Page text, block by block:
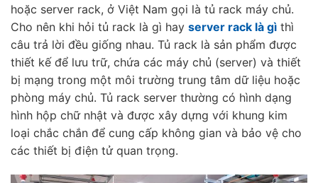
hoặc server rack, ở Việt Nam gọi là tủ rack máy chủ.
Cho nên khi hỏi tủ rack là gì hay server rack là gì thì
câu trả lời đều giống nhau. Tủ rack là sản phẩm được
thiết kế để lưu trữ, chứa các máy chủ (server) và thiết
bị mạng trong một môi trường trung tâm dữ liệu hoặc
phòng máy chủ. Tủ rack server thường có hình dạng
hình hộp chữ nhật và được xây dựng với khung kim
loại chắc chắn để cung cấp không gian và bảo vệ cho
các thiết bị điện tử quan trọng.